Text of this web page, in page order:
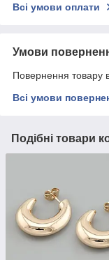
Всі умови оплати
Умови
Повернення товару
Всі умови
Подібні товари